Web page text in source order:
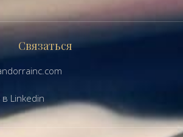
Связаться
Linkedin